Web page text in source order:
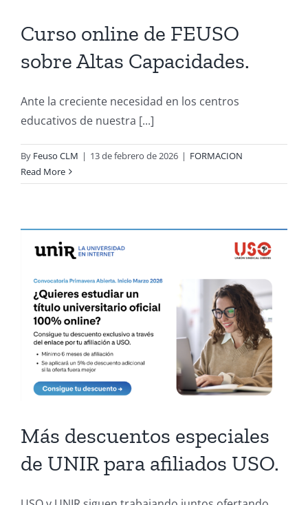
Curso online de FEUSO
sobre Altas Capacidades.
Ante la creciente necesidad en los centros
educativos de nuestra [...]
By Feuso CLM | 13 de febrero de 2026 | FORMACION
Read More
Más descuentos especiales
de UNIR para afiliados USO.